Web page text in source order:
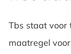
Tbs staat voor
maatregel